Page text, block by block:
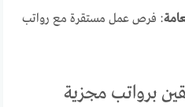
: فرص عمل مستقرة مع رواتب
برواتب مجزية